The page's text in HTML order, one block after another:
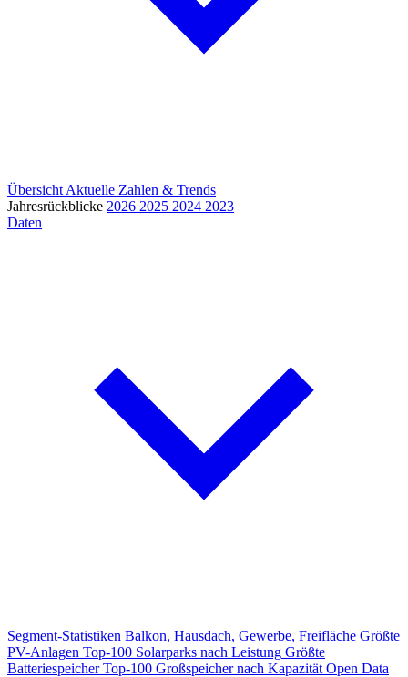
Übersicht Aktuelle Zahlen & Trends
Jahresrückblicke 2026 2025 2024 2023
Daten
Segment-Statistiken Balkon, Hausdach, Gewerbe, Freifläche Größte
PV-Anlagen Top-100 Solarparks nach Leistung Größte
Batteriespeicher Top-100 Großspeicher nach Kapazität Open Data